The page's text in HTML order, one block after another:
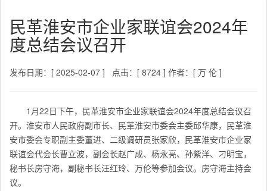
民革淮安市企业家联谊会2024年
度总结会议召开
发布日期：[ 2025-02-07 ] 点击：[ 8724 ] 作者：[ 万 伦 ]
1月22日下午，民革淮安市企业家联谊会2024年度总结会议召
开。淮安市人民政府副市长、民革淮安市委会主委邱华康，民革淮
安市委会专职副主委董进、二级调研员张家欣，民革淮安市企业家
联谊会代会长曹立波，副会长赵广成、杨永亮、孙紫洋、刁明宝，
秘书长房守海，副秘书长汪红玲、万伦等参加会议。房守海主持会
议。